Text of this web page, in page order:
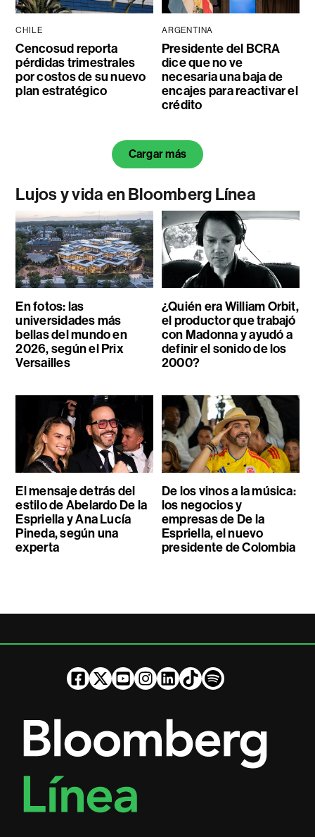
CHILE
Cencosud reporta
pérdidas trimestrales
por costos de su nuevo
plan estratégico
ARGENTINA
Presidente del BCRA
dice que no ve
necesaria una baja de
encajes para reactivar el
crédito
Cargar más
Lujos y vida en Bloomberg Línea
En fotos: las
universidades más
bellas del mundo en
2026, según el Prix
Versailles
¿Quién era William Orbit,
el productor que trabajó
con Madonna y ayudó a
definir el sonido de los
2000?
El mensaje detrás del
estilo de Abelardo De la
Espriella y Ana Lucía
Pineda, según una
experta
De los vinos a la música:
los negocios y
empresas de De la
Espriella, el nuevo
presidente de Colombia